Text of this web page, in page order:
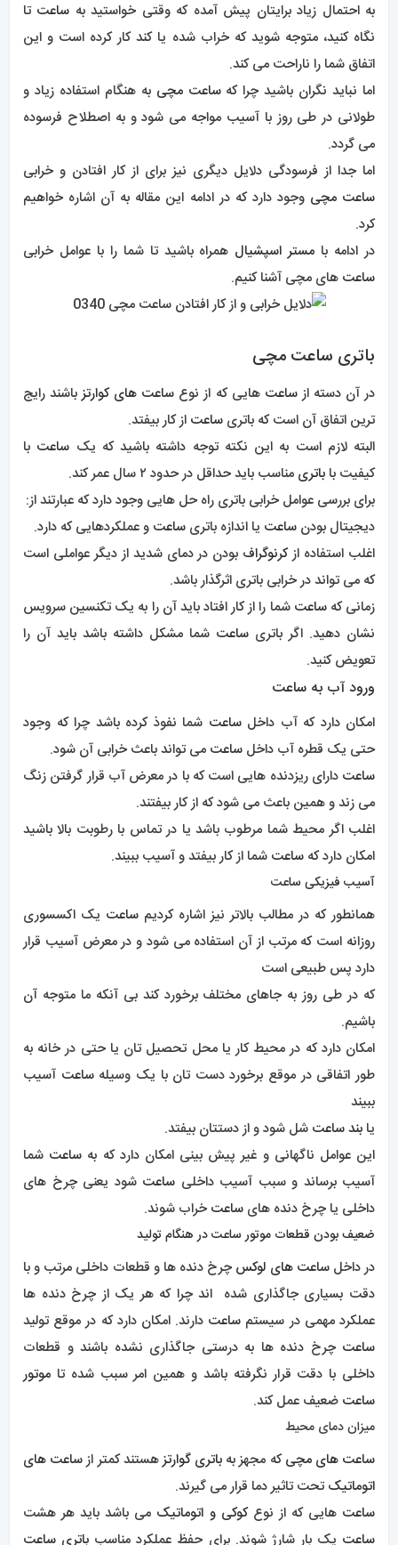
در ادامه بامستر اسپشیالهمراه باشید تا شما را با عوامل خرابی
ساعتهای مچی آشنا کنیم.
باتری ساعت مچی
در آن دسته از
ترین اتفاق آن است که باتری
ساعت از کار بیفتد.
البته لازم است به این نکته توجه داشته باشید که یک
ساعت با
کیفیت با
برای بررسی عوامل خرابی باتری راه حل هایی وجود دارد که عبارتند از:
دیجیتال بودنساعت یا اندازه باتری
اغلب استفاده ازکرنوگرافبودن در دمای شدید از دیگر عواملی است
که می تواند در خرابی باتری اثرگذار باشد.
زمانی که
شما را از کار افتاد باید آن را به یک تکنسین سرویس
نشان دهید. اگر باتریساعت شما مشکل داشته باشد باید آن را
تعویض کنید.
ورود آب به ساعت
امکان دارد که آب داخل
شما نفوذ کرده باشد چرا که وجود
حتی یک قطره آب داخلساعتمی تواند باعث خرابی آن شود.
ساعت دارای ریزدنده هایی است که با در معرض آب قرار گرفتن زنگ
می زند و همین باعث می شود که از کار بیفتند.
اغلب اگر محیط شما مرطوب باشد یا در تماس با رطوبت بالا باشید
امکان دارد که
شما از کار بیفتد و آسیب ببیند.
آسیب فیزیکی ساعت
همانطور که در مطالب بالاتر نیز اشاره کردیم
دارد پس طبیعی است
که در طی روز به جاهای مختلف برخورد کند بی آنکه ما متوجه آن
باشیم.
امکان دارد که در محیط کار یا محل تحصیل تان یا حتی در خانه به
طور اتفاقی در موقع برخورد دست تان با یک وسیلهساعتآسیب
ببیند
یابند ساعتشل شود و از دستتان بیفتد.
این عوامل ناگهانی و غیر پیش بینی امکان دارد که بهساعتشما
آسیب برساند و سبب آسیب داخلیساعت شود یعنی چرخ های
داخلی یا چرخ دنده های
ضعیف بودن قطعات موتور ساعت در هنگام تولید
در داخل
دقت بسیاری جاگذاری شده اند چرا که هر یک از چرخ دنده ها
عملکرد مهمی در سیستمساعتدارند. امکان دارد که در موقع تولید
ساعت
داخلی با دقت قرار نگرفته باشد و همین امر سبب شده تا
ساعتضعیف عمل کند.
میزان دمای محیط
ساعت های مچی که مجهز به باتری گوارتزهستند کمتر از
اتوماتیک
تحت تاثیر دما قرار می گیرند.
ساعتهایی که از نوعکوکی و اتوماتیکمی باشد باید هر هشت
ساعتیک بار شارژ شوند. برای حفظ عملکرد مناسبباتری ساعت
دمای محیط باید بین ۱۰ تا ۳۵ درجه باشد به عنوان مثال اگر شما در
طول فصل زمستانساعترا از مچ باز کنید و آن را در دمای محیط
قرار دهید ساعتنمی تواند زمان دقیق را به شما نشان دهد.
درساعتهای دیجیتال از کریستال مایع برای صفحه نمایش
استفاده می شود که در دمای زیر نقطه انجماد پاسخگو نیست و
اغلب در دماهای بالا صفحه تاریک می شود.
رنگ قاب ساعت یا بند ساعت
در زمانخرید ساعترنگ قاب و رنگ بند آن از مواردی است که شما